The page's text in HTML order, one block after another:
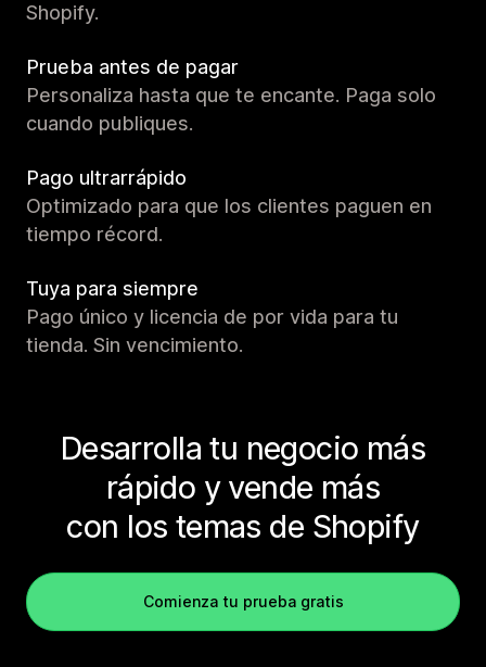
Shopify.
Prueba antes de pagar
Personaliza hasta que te encante. Paga solo
cuando publiques.
Pago ultrarrápido
Optimizado para que los clientes paguen en
tiempo récord.
Tuya para siempre
Pago único y licencia de por vida para tu
tienda. Sin vencimiento.
Desarrolla tu negocio más
rápido y vende más
con los temas de Shopify
Comienza tu prueba gratis